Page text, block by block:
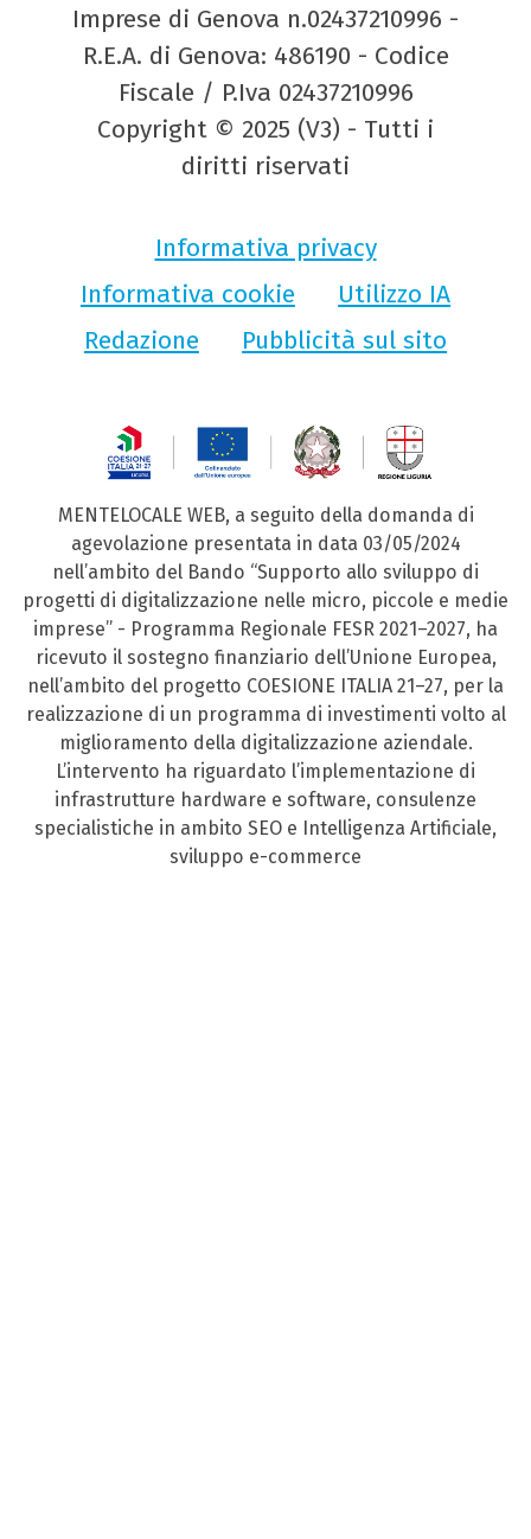
Imprese di Genova n.02437210996 -
R.E.A. di Genova: 486190 - Codice
Fiscale / P.Iva 02437210996
Copyright © 2025 (V3) - Tutti i
diritti riservati
Informativa privacy
Informativa cookie
Utilizzo IA
Redazione
Pubblicità sul sito
MENTELOCALE WEB, a seguito della domanda di
agevolazione presentata in data 03/05/2024
nell’ambito del Bando “Supporto allo sviluppo di
progetti di digitalizzazione nelle micro, piccole e medie
imprese” - Programma Regionale FESR 2021–2027, ha
ricevuto il sostegno finanziario dell’Unione Europea,
nell’ambito del progetto COESIONE ITALIA 21–27, per la
realizzazione di un programma di investimenti volto al
miglioramento della digitalizzazione aziendale.
L’intervento ha riguardato l’implementazione di
infrastrutture hardware e software, consulenze
specialistiche in ambito SEO e Intelligenza Artificiale,
sviluppo e-commerce